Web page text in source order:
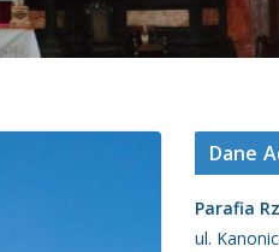
Dane
Parafia
ul.